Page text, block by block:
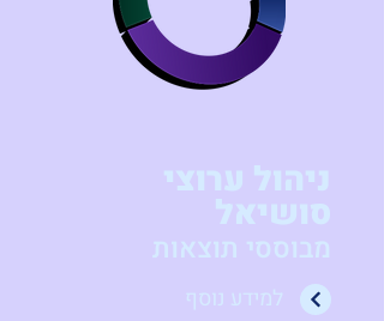
ניהול ערוצי
סושיאל
מבוססי תוצאות
למידע נוסף